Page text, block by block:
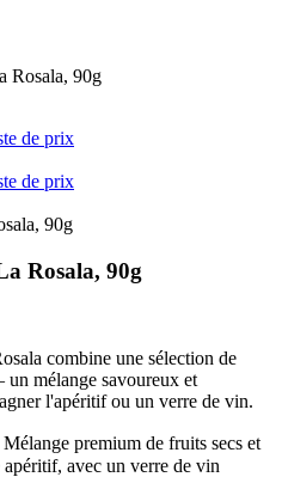
Rosala, 90g
de prix
de prix
Rosala, 90g
combine une sélection de
mélange savoureux et
l'apéritif ou un verre de vin.
premium de fruits secs et
avec un verre de vin